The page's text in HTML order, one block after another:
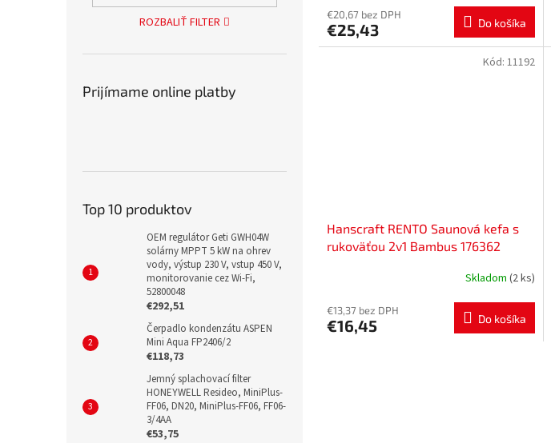
ROZBALIŤ FILTER
Prijímame online platby
Top 10 produktov
OEM regulátor Geti GWH04W
solárny MPPT 5 kW na ohrev
vody, výstup 230 V, vstup 450 V,
monitorovanie cez Wi-Fi,
52800048
€292,51
Čerpadlo kondenzátu ASPEN
Mini Aqua FP2406/2
€118,73
Jemný splachovací filter
HONEYWELL Resideo, MiniPlus-
FF06, DN20, MiniPlus-FF06, FF06-
3/4AA
€53,75
€20,67 bez DPH
€25,43 Do košíka
Hanscraft RENTO Saunová kefa s
rukoväťou 2v1 Bambus 176362
Skladom (2 ks)
€13,37 bez DPH
€16,45 Do košíka
Kód: 11192